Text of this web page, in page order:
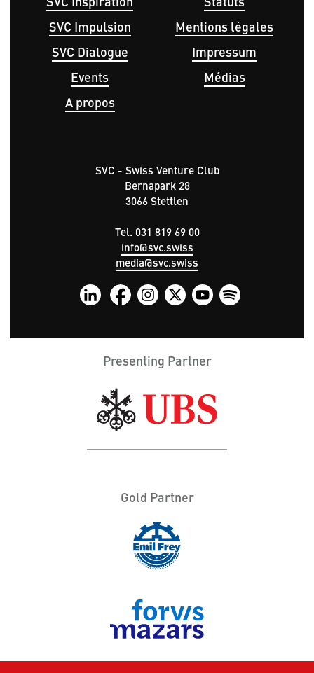
SVC Impulsion
SVC Dialogue
Events
A propos
pageMentions légales
Impressum
Médias
SVC - Swiss Venture Club
Bernapark 28
3066 Stettlen
Tel. 031 819 69 00
info@svc.swiss
media@svc.swiss
Presenting Partner
Gold Partner